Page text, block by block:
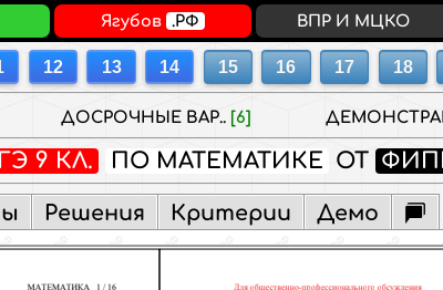
ДОСРОЧНЫЕ ВАР.. [6]
9 КЛ. ПО МАТЕМАТИКЕ ОТ
Решения Критерии Демо
Ягубов .РФ ВПР И МЦКО